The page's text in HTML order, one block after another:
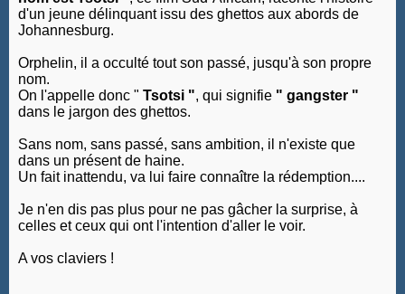
d'un jeune délinquant issu des ghettos aux abords de
Johannesburg.
Orphelin, il a occulté tout son passé, jusqu'à son propre
nom.
On l'appelle donc " Tsotsi ", qui signifie " gangster "
dans le jargon des ghettos.
Sans nom, sans passé, sans ambition, il n'existe que
dans un présent de haine.
Un fait inattendu, va lui faire connaître la rédemption....
Je n'en dis pas plus pour ne pas gâcher la surprise, à
celles et ceux qui ont l'intention d'aller le voir.
A vos claviers !